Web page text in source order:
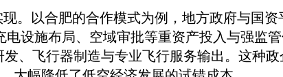
。以合肥的合作模式为例，地方政府与国
设施布局、空域审批等重资产投入与强监
、飞行器制造与专业飞行服务输出。这种政